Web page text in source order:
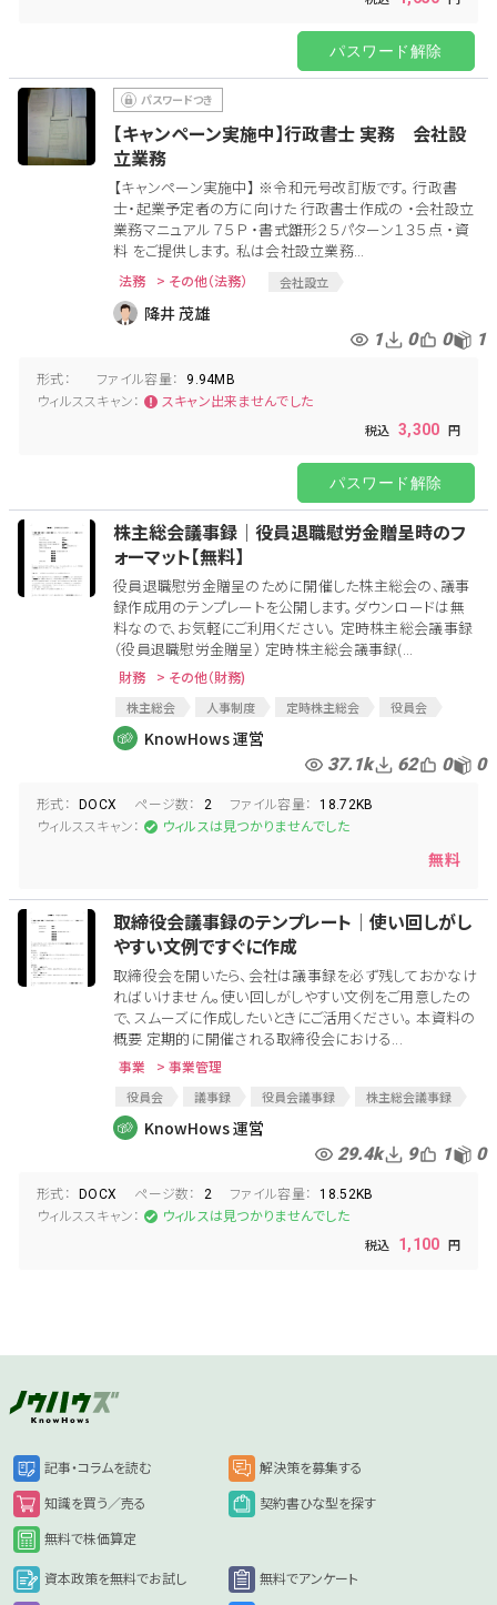
パスワード解除
【キャンペーン実施中】行政書士 実務 会社設
立業務
【キャンペーン実施中】 ※令和元号改訂版です。 行政書
士・起業予定者の方に向けた 行政書士作成の ・会社設立
業務マニュアル ７５Ｐ ・書式雛形２５パターン１３５点 ・資
料 をご提供します。 私は会社設立業務...
法務 > その他（法務） 会社設立
降井 茂雄
1 0 0 1
形式： ファイル容量： 9.94MB
ウィルススキャン： スキャン出来ませんでした
3,300
パスワード解除
株主総会議事録│役員退職慰労金贈呈時のフ
ォーマット【無料】
役員退職慰労金贈呈のために開催した株主総会の、議事
録作成用のテンプレートを公開します。ダウンロードは無
料なので、お気軽にご利用ください。 定時株主総会議事録
（役員退職慰労金贈呈） 定時株主総会議事録(...
財務 > その他（財務)
株主総会 人事制度 定時株主総会
役員会
議事録
臨時株主総会
株主総会議事録
臨時株主総会議事録
総会議事録
慰労金贈呈
役員退職慰労金贈呈
KnowHows 運営
37.1k 62 0 0
形式： DOCX ページ数： 2 ファイル容量： 18.72KB
ウィルススキャン： ウィルスは見つかりませんでした
無料
取締役会議事録のテンプレート│使い回しがし
やすい文例ですぐに作成
取締役会を開いたら、会社は議事録を必ず残しておかなけ
ればいけません。使い回しがしやすい文例をご用意したの
で、スムーズに作成したいときにご活用ください。 本資料の
概要 定期的に開催される取締役会における...
事業 > 事業管理
役員会 議事録 役員会議事録
株主総会議事録
臨時株主総会議事録
KnowHows 運営
29.4k 9 1 0
形式： DOCX ページ数： 2 ファイル容量： 18.52KB
ウィルススキャン： ウィルスは見つかりませんでした
1,100
記事・コラムを読む 解決策を募集する
知識を買う／売る 契約書ひな型を探す
無料で株価算定
資本政策を無料でお試し 無料でアンケート